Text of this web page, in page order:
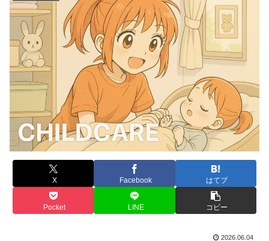
X Facebook はてブ
Pocket LINE コピー
2026.06.04